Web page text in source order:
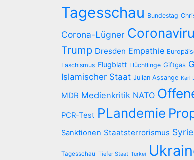
Tagesschau Bundestag
Corona-Lügner
Trump Dresden Empathie
Faschismus Flugblatt Flüchtlinge Giftgas
Islamischer Staat Julian Assange Karl
MDR Medienkritik NATO
PCR-Test PLandemie
Sanktionen Staatsterrorismus
Tagesschau Tiefer Staat Türkei